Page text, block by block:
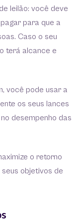
leilão: você deve
para que a
Caso o seu
terá alcance e
você pode usar a
os seus lances
desempenho das
o retorno
objetivos de